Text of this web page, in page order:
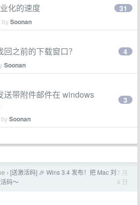
化的速度
bySoonan
31
之前的下载窗口？
Soonan
4
送带附件邮件在 windows
Soonan
3
› [送激活码] 🎉 Wins 3.4 发布！把 Mac 刘
码～
7 月
4 日